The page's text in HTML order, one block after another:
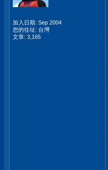
加入日期: Sep 2004
您的住址: 台灣
文章: 3,165